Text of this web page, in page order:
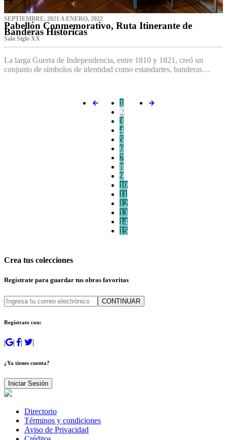
SEPTIEMBRE, 2021 A ENERO, 2022
Pabellón Conmemorativo, Ruta Itinerante de
Banderas Históricas
Sala Siglo XX
La larga Guerra de Independencia, entre 1810 y 1821, creó un
conjunto de símbolos de identidad como estandartes, banderas…
1
2
3
4
5
6
7
8
9
10
11
12
13
14
15
Crea tus colecciones
Regístrate para guardar tus obras favoritas
CONTINUAR
Regístrate con:
| | | |
¿Ya tienes cuenta?
Iniciar Sesión
Directorio
Términos y condiciones
Aviso de Privacidad